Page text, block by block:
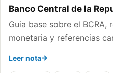
Banco Central de la
Guia base sobre el BCRA,
monetaria y referencias
Leer nota